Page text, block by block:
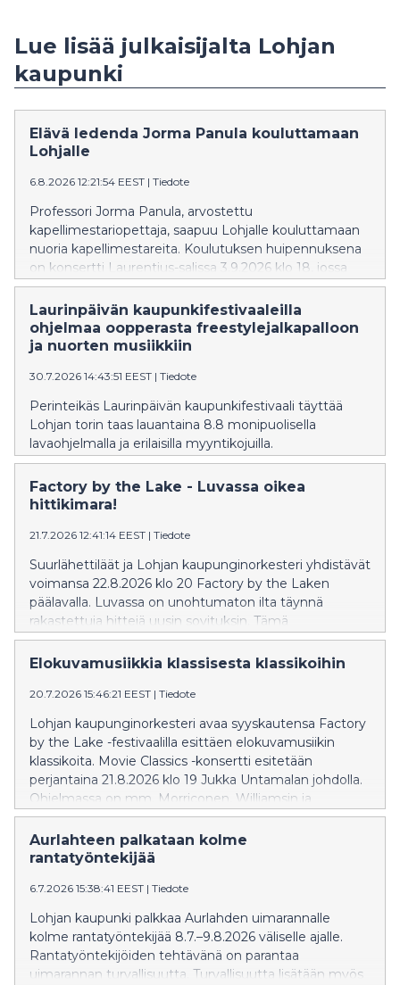
Lue lisää julkaisijalta Lohjan
kaupunki
Elävä ledenda Jorma Panula kouluttamaan
Lohjalle
6.8.2026 12:21:54 EEST | Tiedote
Professori Jorma Panula, arvostettu
kapellimestariopettaja, saapuu Lohjalle kouluttamaan
nuoria kapellimestareita. Koulutuksen huipennuksena
on konsertti Laurentius-salissa 3.9.2026 klo 18, jossa
esitetään Beethovenin, Stravinskyn ja Haydnin teoksia.
Solistina Emil Holmström. Liput ennakkoon
NetTicketistä.
Laurinpäivän kaupunkifestivaaleilla
ohjelmaa oopperasta freestylejalkapalloon
ja nuorten musiikkiin
30.7.2026 14:43:51 EEST | Tiedote
Perinteikäs Laurinpäivän kaupunkifestivaali täyttää
Lohjan torin taas lauantaina 8.8 monipuolisella
lavaohjelmalla ja erilaisilla myyntikojuilla.
Factory by the Lake - Luvassa oikea
hittikimara!
21.7.2026 12:41:14 EEST | Tiedote
Suurlähettiläät ja Lohjan kaupunginorkesteri yhdistävät
voimansa 22.8.2026 klo 20 Factory by the Laken
päälavalla. Luvassa on unohtumaton ilta täynnä
rakastettuja hittejä uusin sovituksin. Tämä
ainutlaatuinen konsertti kutsuu yleisön laulamaan ja
tunnelmoimaan. Liput saatavilla NetTicket.fi-sivustolla.
Elokuvamusiikkia klassisesta klassikoihin
20.7.2026 15:46:21 EEST | Tiedote
Lohjan kaupunginorkesteri avaa syyskautensa Factory
by the Lake -festivaalilla esittäen elokuvamusiikin
klassikoita. Movie Classics -konsertti esitetään
perjantaina 21.8.2026 klo 19 Jukka Untamalan johdolla.
Ohjelmassa on mm. Morriconen, Williamsin ja
Zimmerin teoksia. Konsertin solistina hurmaa
multilahjakas Maria Ylipää luontevalla olemuksellaan
sekä ilmaisuvoimaisella ja herkällä äänellään. Niin
monipuolisten musiikkiprojektien koulima taiteilija
antaa jokaiseen esiintymiseensä oman, läsnä olevan ja
syvästi tunteisiin vetoavan sävynsä. Konsertin juontaa
tunnettu näyttelijä Krista Kosonen. Liput ennakkoon
myy NetTicket. Tule ajoissa paikalle, koska klo 17
Aurlahteen palkataan kolme
rantatyöntekijää
6.7.2026 15:38:41 EEST | Tiedote
Lohjan kaupunki palkkaa Aurlahden uimarannalle
kolme rantatyöntekijää 8.7.–9.8.2026 väliselle ajalle.
Rantatyöntekijöiden tehtävänä on parantaa
uimarannan turvallisuutta. Turvallisuutta lisätään myös